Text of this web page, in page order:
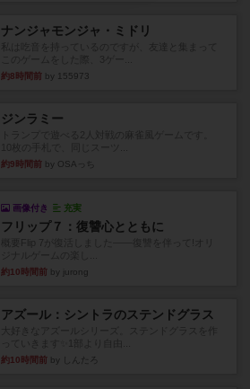
ナンジャモンジャ・ミドリ
約8時間前 by 155973
ジンラミー
トランプで遊べる2人対戦の麻雀風ゲームです。
約9時間前 by OSAっち
画像付き 充実
フリップ７：復讐心とともに
概要Flip 7が復活しました――復讐を伴って!オリ
約10時間前 by jurong
アズール：シントラのステンドグラス
大好きなアズールシリーズ。ステンドグラスを作
約10時間前 by しんたろ